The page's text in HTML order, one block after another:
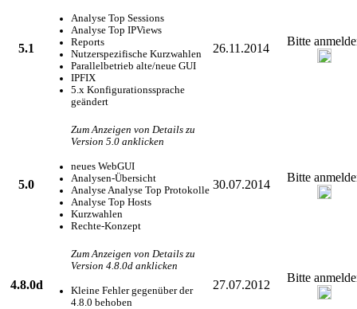
5.1
Analyse Top Sessions
Analyse Top IPViews
Reports
Nutzerspezifische Kurzwahlen
Parallelbetrieb alte/neue GUI
IPFIX
5.x Konfigurationssprache
geändert
26.11.2014
Bitte
5.0
Zum Anzeigen von Details zu
Version 5.0 anklicken
neues WebGUI
Analysen-Übersicht
Analyse Analyse Top Protokolle
Analyse Top Hosts
Kurzwahlen
Rechte-Konzept
30.07.2014
Bitte
4.8.0d
Zum Anzeigen von Details zu
Version 4.8.0d anklicken
Kleine Fehler gegenüber der
4.8.0 behoben
27.07.2012
Bitte